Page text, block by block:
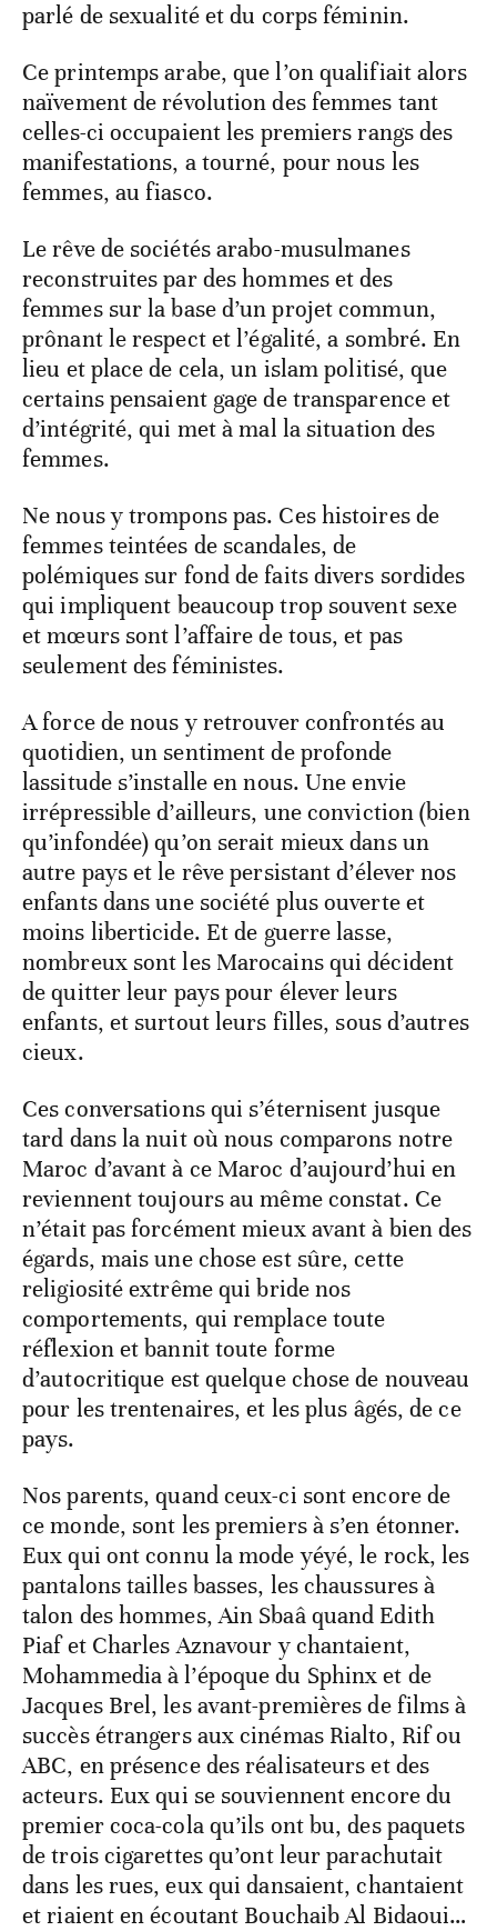
parlé de sexualité et du corps féminin.
Ce printemps arabe, que l’on qualifiait alors
naïvement de révolution des femmes tant
celles-ci occupaient les premiers rangs des
manifestations, a tourné, pour nous les
femmes, au fiasco.
Le rêve de sociétés arabo-musulmanes
reconstruites par des hommes et des
femmes sur la base d’un projet commun,
prônant le respect et l’égalité, a sombré. En
lieu et place de cela, un islam politisé, que
certains pensaient gage de transparence et
d’intégrité, qui met à mal la situation des
femmes.
Ne nous y trompons pas. Ces histoires de
femmes teintées de scandales, de
polémiques sur fond de faits divers sordides
qui impliquent beaucoup trop souvent sexe
et mœurs sont l’affaire de tous, et pas
seulement des féministes.
A force de nous y retrouver confrontés au
quotidien, un sentiment de profonde
lassitude s’installe en nous. Une envie
irrépressible d’ailleurs, une conviction (bien
qu’infondée) qu’on serait mieux dans un
autre pays et le rêve persistant d’élever nos
enfants dans une société plus ouverte et
moins liberticide. Et de guerre lasse,
nombreux sont les Marocains qui décident
de quitter leur pays pour élever leurs
enfants, et surtout leurs filles, sous d’autres
cieux.
Ces conversations qui s’éternisent jusque
tard dans la nuit où nous comparons notre
Maroc d’avant à ce Maroc d’aujourd’hui en
reviennent toujours au même constat. Ce
n’était pas forcément mieux avant à bien des
égards, mais une chose est sûre, cette
religiosité extrême qui bride nos
comportements, qui remplace toute
réflexion et bannit toute forme
d’autocritique est quelque chose de nouveau
pour les trentenaires, et les plus âgés, de ce
pays.
Nos parents, quand ceux-ci sont encore de
ce monde, sont les premiers à s’en étonner.
Eux qui ont connu la mode yéyé, le rock, les
pantalons tailles basses, les chaussures à
talon des hommes, Ain Sbaâ quand Edith
Piaf et Charles Aznavour y chantaient,
Mohammedia à l’époque du Sphinx et de
Jacques Brel, les avant-premières de films à
succès étrangers aux cinémas Rialto, Rif ou
ABC, en présence des réalisateurs et des
acteurs. Eux qui se souviennent encore du
premier coca-cola qu’ils ont bu, des paquets
de trois cigarettes qu’ont leur parachutait
dans les rues, eux qui dansaient, chantaient
et riaient en écoutant Bouchaib Al Bidaoui…